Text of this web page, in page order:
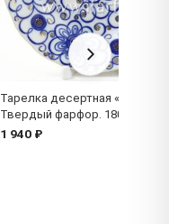
Тарелка десертная «Вьюнок»
Твердый фарфор. 180 мм.
1 940 ₽